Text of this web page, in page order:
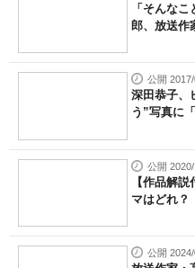
「そんな
郎、放送
公開
深田恭子、
う”写真に
公開 2020/
【作品解
マはどれ？
公開